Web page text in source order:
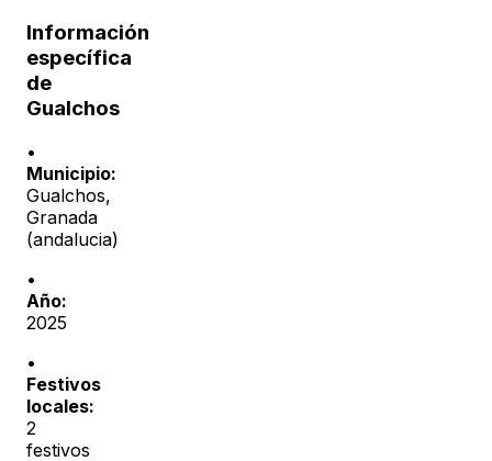
Información
específica
de
Gualchos
•
Municipio:
Gualchos,
Granada
(andalucia)
•
Año:
2025
•
Festivos
locales:
2
festivos